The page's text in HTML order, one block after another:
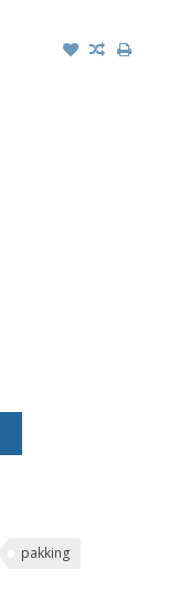
pakking